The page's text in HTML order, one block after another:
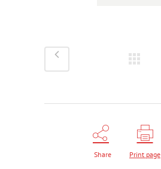
Share Print page